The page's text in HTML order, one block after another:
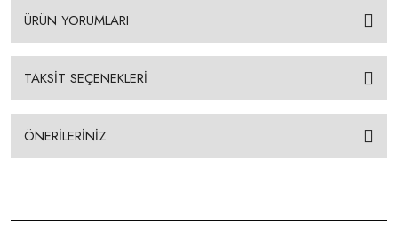
ÜRÜN YORUMLARI
TAKSİT SEÇENEKLERİ
ÖNERİLERİNİZ